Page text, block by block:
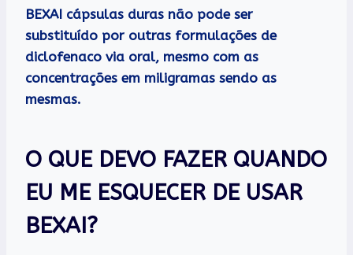
BEXAI cápsulas duras não pode ser
substituído por outras formulações de
diclofenaco via oral, mesmo com as
concentrações em miligramas sendo as
mesmas.
O QUE DEVO FAZER QUANDO
EU ME ESQUECER DE USAR
BEXAI?